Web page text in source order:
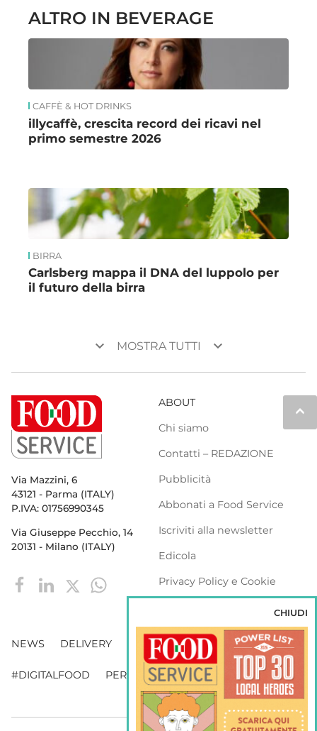
ALTRO IN BEVERAGE
CAFFÈ & HOT DRINKS
illycaffè, crescita record dei ricavi nel
primo semestre 2026
BIRRA
Carlsberg mappa il DNA del luppolo per
il futuro della birra
keyboard_arrow_down MOSTRA TUTTI keyboard_arrow_down
keyboard_arrow_up
Via Mazzini, 6
43121 - Parma (ITALY)
P.IVA: 01756990345
Via Giuseppe Pecchio, 14
20131 - Milano (ITALY)
ABOUT
Chi siamo
Contatti – REDAZIONE
Pubblicità
Abbonati a Food Service
Iscriviti alla newsletter
Edicola
Privacy Policy e Cookie
NEWS DELIVERY DISTRIBUZIONE
#DIGITALFOOD PERSONE WEBINAR VENDING
CHIUDI